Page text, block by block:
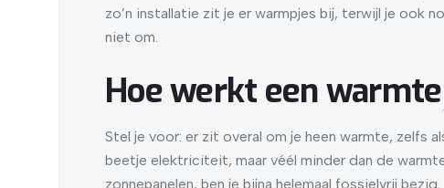
zo’n installatie zit je er warmpjes bij, terwijl je ook
niet om.
Hoe werkt een
Stel je voor: er zit overal om je heen warmte, zelfs
beetje elektriciteit, maar véél minder dan de
zonnepanelen, ben je bijna helemaal fossielvrij